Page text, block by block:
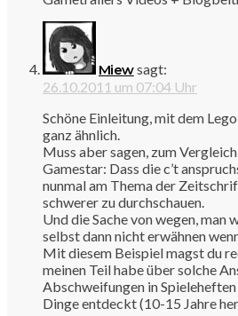
Miewsagt:
26.10.2011 um 07:04 Uhr
Schöne Einleitung, mit dem
ganz ähnlich.
Muss aber sagen, zum
Gamestar: Dass die c’t
nunmal am Thema der
schwerer zu durchschauen.
Und die Sache von wegen, man
selbst dann nicht erwähnen
Mit diesem Beispiel magst du
meinen Teil habe über solche
Abschweifungen in
Dinge entdeckt (10-15 Jahre